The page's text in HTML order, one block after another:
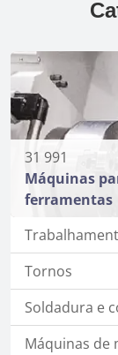
31 991
Máquinas
ferramentas
Tornos
Soldadura e
Máquinas de